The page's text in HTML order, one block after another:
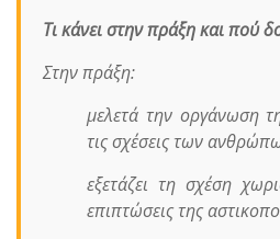
Τι κάνει στην πράξη και πού
Στην πράξη:
μελετά την οργάνωση
τις σχέσεις των
εξετάζει τη σχέση
επιπτώσεις της